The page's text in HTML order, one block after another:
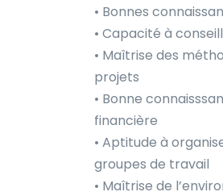
• Bonnes
• Capacité à
• Maîtrise des
projets
• Bonne
financière
• Aptitude à
groupes de travail
• Maîtrise de